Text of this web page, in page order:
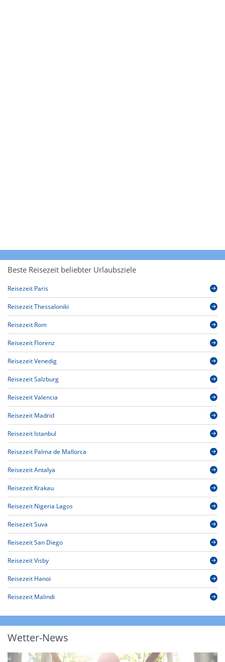
Beste Reisezeit beliebter Urlaubsziele
Reisezeit Paris
Reisezeit Thessaloniki
Reisezeit Rom
Reisezeit Florenz
Reisezeit Venedig
Reisezeit Salzburg
Reisezeit Valencia
Reisezeit Madrid
Reisezeit Istanbul
Reisezeit Palma de Mallorca
Reisezeit Antalya
Reisezeit Krakau
Reisezeit Nigeria Lagos
Reisezeit Suva
Reisezeit San Diego
Reisezeit Visby
Reisezeit Hanoi
Reisezeit Malindi
Wetter-News